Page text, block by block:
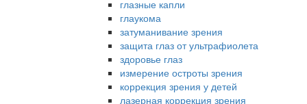
глазные капли
глаукома
затуманивание зрения
защита глаз от ультрафиолета
здоровье глаз
измерение остроты зрения
коррекция зрения у детей
лазерная коррекция зрения